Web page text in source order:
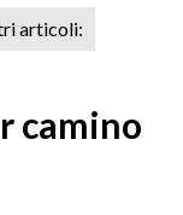
articoli:
camino